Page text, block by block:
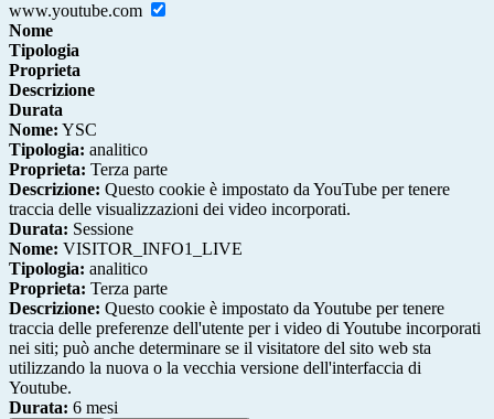
www.youtube.com
Nome
Tipologia
Proprieta
Descrizione
Durata
Nome: YSC
Tipologia: analitico
Proprieta: Terza parte
Descrizione: Questo cookie è impostato da YouTube per tenere
traccia delle visualizzazioni dei video incorporati.
Durata: Sessione
Nome: VISITOR_INFO1_LIVE
Tipologia: analitico
Proprieta: Terza parte
Descrizione: Questo cookie è impostato da Youtube per tenere
traccia delle preferenze dell'utente per i video di Youtube incorporati
nei siti; può anche determinare se il visitatore del sito web sta
utilizzando la nuova o la vecchia versione dell'interfaccia di
Youtube.
Durata: 6 mesi